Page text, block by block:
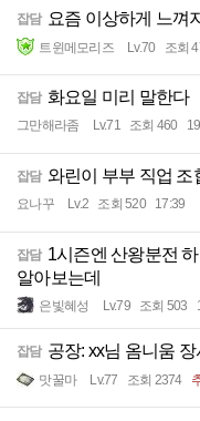
잡담 요즘 이상하게 느껴
트윈메모리즈 Lv.70 조회
잡담 화요일 미리 말한다
그만해라좀 Lv.71 조회 460
잡담 와린이 부부 직업 조
요나꾸 Lv.2 조회 520 17:39
잡담 1시즌엔 산왕분전
알아보는데
은빛혜성 Lv.79 조회 503
잡담 공장: xx님 옴니움
맛꿀마 Lv.77 조회 2374